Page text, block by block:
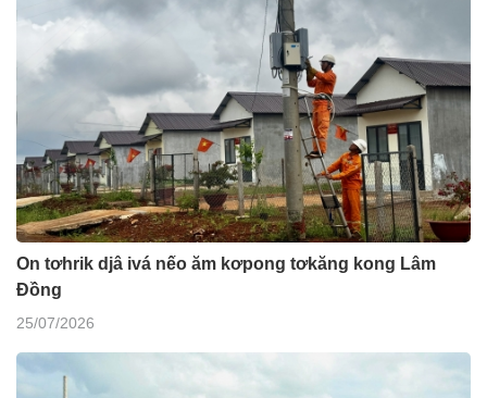
On tơhrik djâ ivá nếo ăm kơpong tơkăng kong Lâm
Đồng
25/07/2026